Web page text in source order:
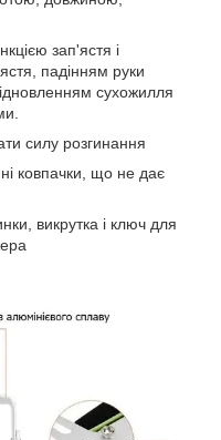
зап'ястя і
падінням руки
сухожилля
силу розгинання
ковпачки, що не дає
викрутка і ключ для